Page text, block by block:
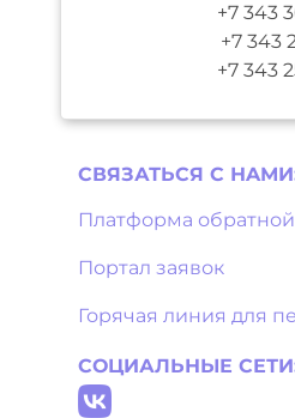
+7 343
+7 343
+7 343
СВЯЗАТЬСЯ С
Платформа
Портал заявок
Горячая линия для
СОЦИАЛЬНЫЕ